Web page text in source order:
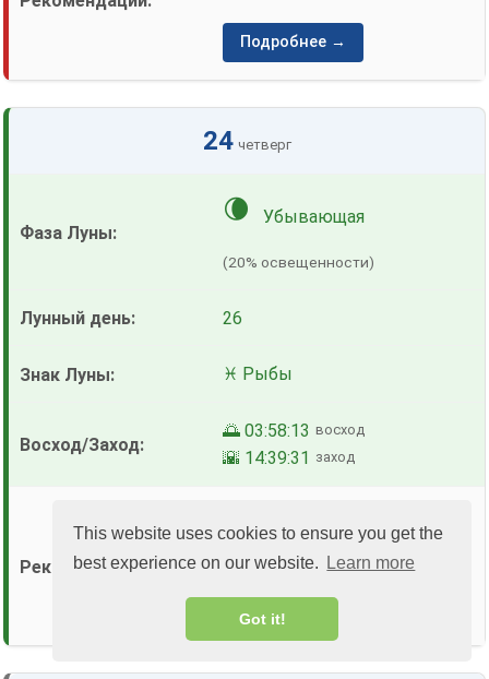
This website uses cookies to ensure you get the
best experience on our website.
Learn more
Got it!
Подробнее →
24 четверг
🌘 Убывающая
(20% освещенности)
26
♓ Рыбы
🌅 03:58:13 восход
🌇 14:39:31 заход
🟢 ( )